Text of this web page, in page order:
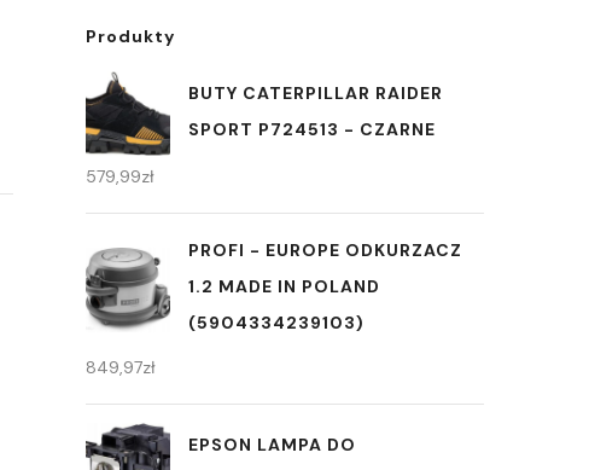
Produkty
BUTY CATERPILLAR RAIDER
SPORT P724513 - CZARNE
579,99zł
PROFI - EUROPE ODKURZACZ
1.2 MADE IN POLAND
(5904334239103)
849,97zł
EPSON LAMPA DO